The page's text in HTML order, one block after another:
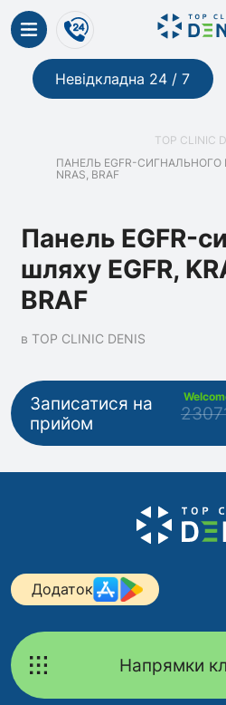
Невідкладна 24 / 7
TOP CLINIC
ПАНЕЛЬ EGFR-СИГНАЛЬНОГО
NRAS, BRAF
Панель EGFR-
шляху EGFR,
BRAF
в TOP CLINIC DENIS
Записатися на
прийом
Додаток
Напрямки